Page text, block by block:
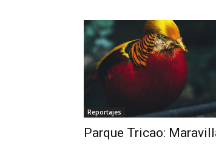
Reportajes
Parque Tricao: